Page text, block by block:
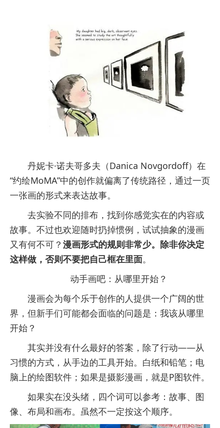
丹妮卡·诺夫哥多夫（Danica Novgordoff）在
“约绘MoMA”中的创作就偏离了传统路径，通过一页
一张画的形式来表达故事。
去实验不同的排布，找到你感觉实在的内容或
故事。不过也欢迎随时扔掉惯例，试试抽象的漫画
又有何不可？ 漫画形式的规则非常少。除非你决定
这样做，否则不要把自己框在里面。
动手画吧：从哪里开始？
漫画会为每个乐于创作的人提供一个广阔的世
界，但新手们可能都会面临的问题是：我该从哪里
开始？
其实并没有什么最好的答案，除了行动——从
习惯的方式，从手边的工具开始。白纸和铅笔；电
脑上的绘图软件；如果是摄影漫画，就是P图软件。
如果实在没头绪，四个词可以参考：故事、图
像、布局和画布。虽然不一定按这个顺序。